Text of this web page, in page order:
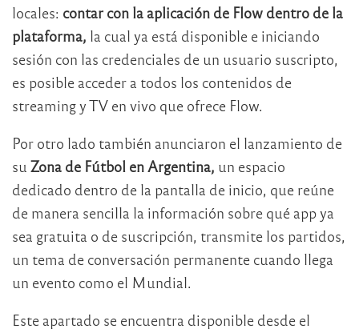
locales: contar con la aplicación de Flow dentro de la
plataforma, la cual ya está disponible e iniciando
sesión con las credenciales de un usuario suscripto,
es posible acceder a todos los contenidos de
streaming y TV en vivo que ofrece Flow.
Por otro lado también anunciaron el lanzamiento de
su Zona de Fútbol en Argentina, un espacio
dedicado dentro de la pantalla de inicio, que reúne
de manera sencilla la información sobre qué app ya
sea gratuita o de suscripción, transmite los partidos,
un tema de conversación permanente cuando llega
un evento como el Mundial.
Este apartado se encuentra disponible desde el